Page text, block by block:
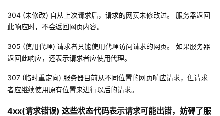
304 (未修改) 自从上次请求后，请求的网页未修改过。 服务器返回
此响应时，不会返回网页内容。
305 (使用代理) 请求者只能使用代理访问请求的网页。 如果服务器
返回此响应，还表示请求者应使用代理。
307 (临时重定向) 服务器目前从不同位置的网页响应请求，但请求
者应继续使用原有位置来进行以后的请求。
4xx(请求错误) 这些状态代码表示请求可能出错，妨碍了服